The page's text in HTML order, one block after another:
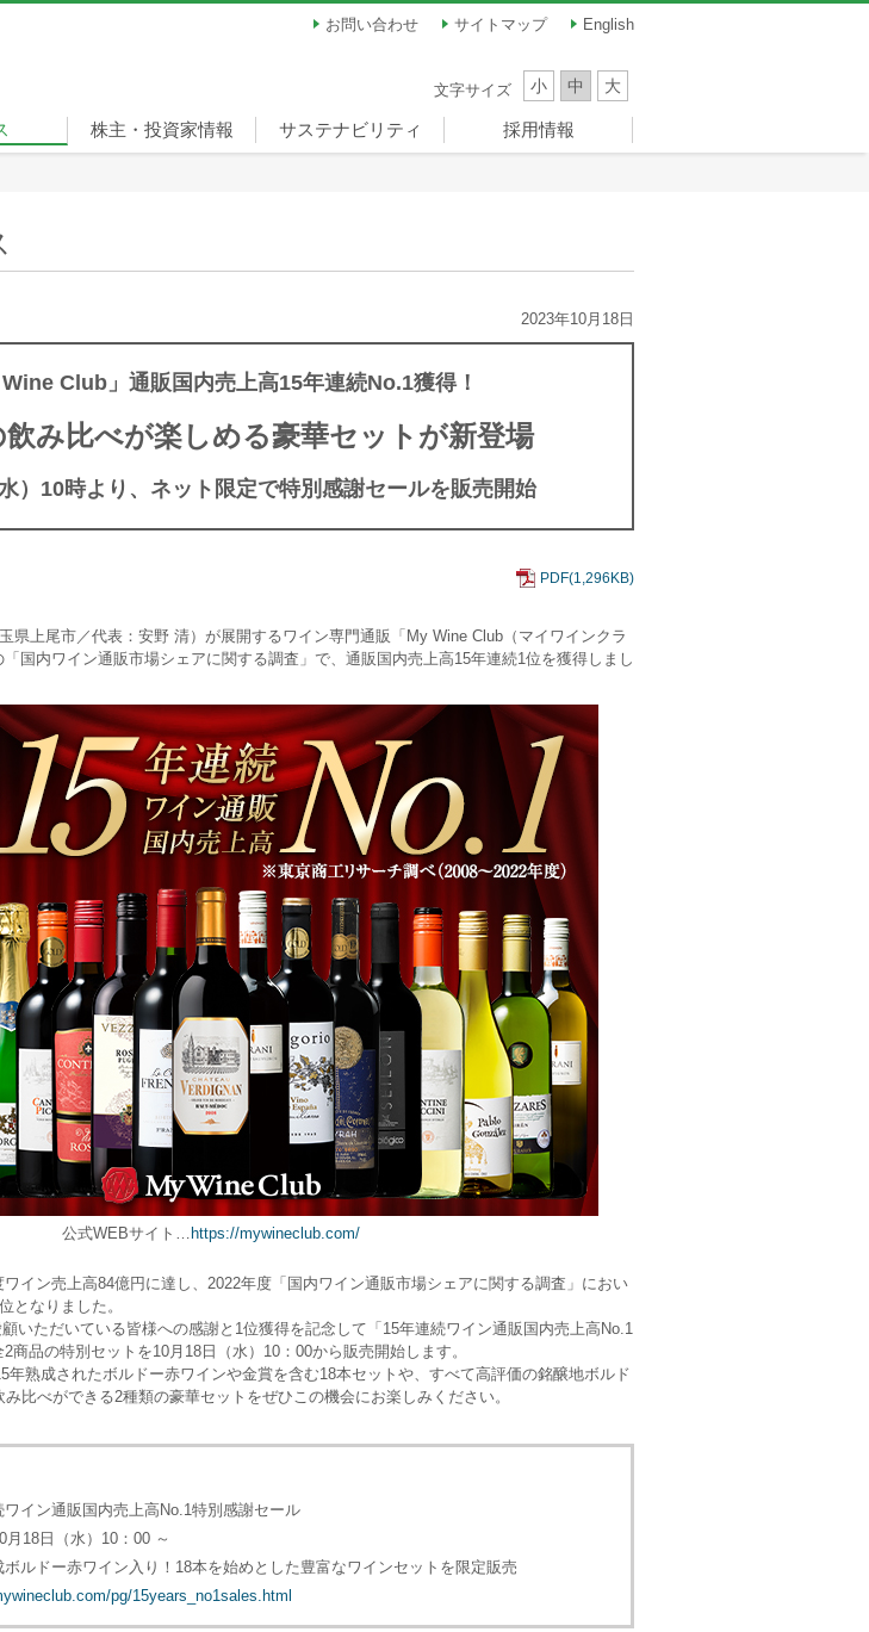
お問い合わせ サイトマップ English
文字サイズ 小 中 大
株主・投資家情報 サステナビリティ 採用情報
2023年10月18日
Wine Club」通販国内売上高15年連続No.1獲得！
飲み比べが楽しめる豪華セットが新登場
）10時より、ネット限定で特別感謝セールを販売開始
PDF(1,296KB)
県上尾市／代表：安野 清）が展開するワイン専門通販「My Wine Club（マイワインクラ
国内ワイン通販市場シェアに関する調査」で、通販国内売上高15年連続1位を獲得しまし
公式WEBサイト… https://mywineclub.com/
イン売上高84億円に達し、2022年度「国内ワイン通販市場シェアに関する調査」におい
となりました。
いただいている皆様への感謝と1位獲得を記念して「15年連続ワイン通販国内売上高No.1
商品の特別セットを10月18日（水）10：00から販売開始します。
年熟成されたボルドー赤ワインや金賞を含む18本セットや、すべて高評価の銘醸地ボルド
比べができる2種類の豪華セットをぜひこの機会にお楽しみください。
ワイン通販国内売上高No.1特別感謝セール
月18日（水）10：00 ～
ボルドー赤ワイン入り！18本を始めとした豊富なワインセットを限定販売
pg/15years_no1sales.html